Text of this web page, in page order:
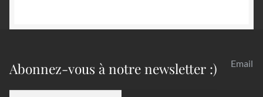
Abonnez-vous à notre newsletter :) Email